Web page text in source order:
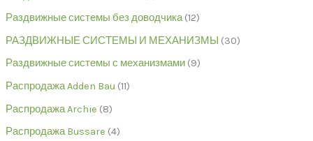
Раздвижные системы без доводчика 12
РАЗДВИЖНЫЕ СИСТЕМЫ И МЕХАНИЗМЫ
30
Раздвижные системы с механизмами 9
Распродажа Adden Bau 11
Распродажа Archie 8
Распродажа Bussare 4